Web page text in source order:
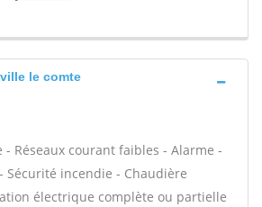
le comte
Réseaux courant faibles - Alarme -
Sécurité incendie - Chaudière
électrique complète ou partielle